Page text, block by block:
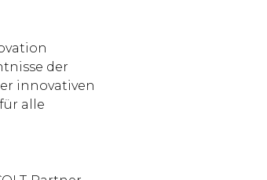
der
innovativen
alle